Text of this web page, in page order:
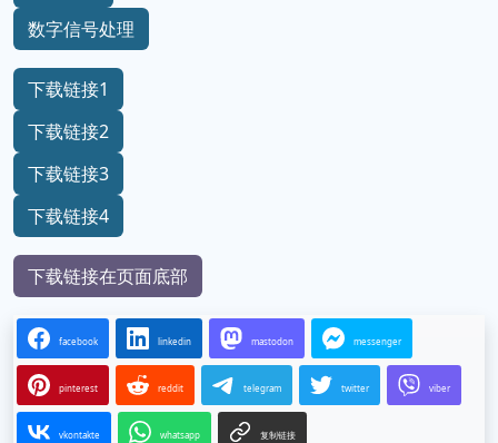
数字信号处理
下载链接1
下载链接2
下载链接3
下载链接4
下载链接在页面底部
facebook linkedin mastodon messenger
pinterest reddit telegram twitter viber
vkontakte whatsapp 复制链接